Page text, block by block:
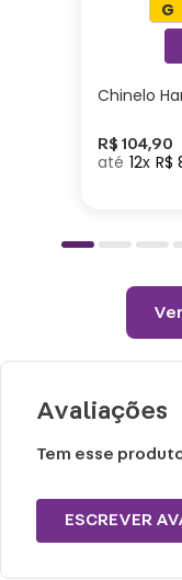
7cm|
Cuidados e
Não colocar o
congelador.
Choques ou
Lavar com
Não vai á
microondas.
Não utilizar
Chinelo
R$ 104,90
12 R$
G
Avaliações
Tem esse
ESCREVER